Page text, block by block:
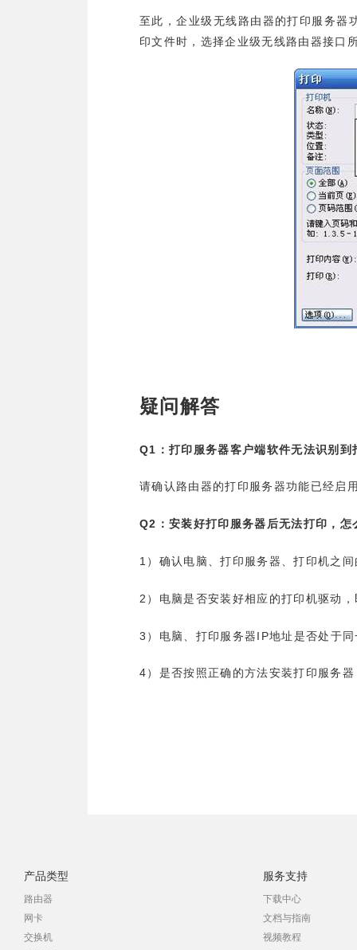
至此，企业级无线路由器的打印服务器
印文件时，选择企业级无线路由器接口
疑问解答
Q1 ：打印服务器客户端软件无法识别
请确认路由器的打印服务器功能已经启
Q2 ：安装好打印服务器后无法打印，怎
1 ）确认电脑、打印服务器、打印机之
2 ）电脑是否安装好相应的打印机驱动
3 ）电脑、打印服务器 IP地址是否处于
4 ）是否按照正确的方法安装打印服务
产品类型
路由器
网卡
交换机
服务支持
下载中心
文档与指南
视频教程